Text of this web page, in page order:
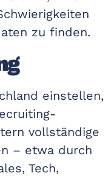
zu finden.
einstellen,
vollständige
– etwa durch
Tech,